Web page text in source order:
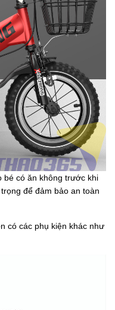
bé có ăn không trước khi
để đảm bảo an toàn
có các phụ kiện khác như